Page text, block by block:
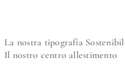
La nostra tipografia
Il nostro centro allestimento